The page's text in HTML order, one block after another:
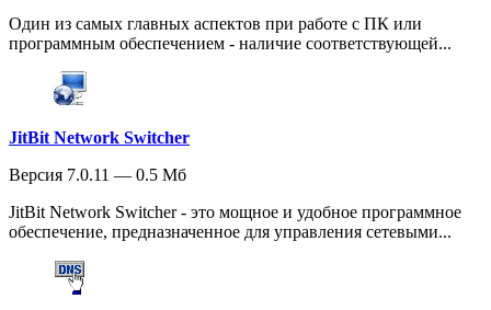
Один из самых главных аспектов при работе с ПК или
программным обеспечением - наличие соответствующей...
JitBit Network Switcher
Версия 7.0.11 — 0.5 Мб
JitBit Network Switcher - это мощное и удобное программное
обеспечение, предназначенное для управления сетевыми...